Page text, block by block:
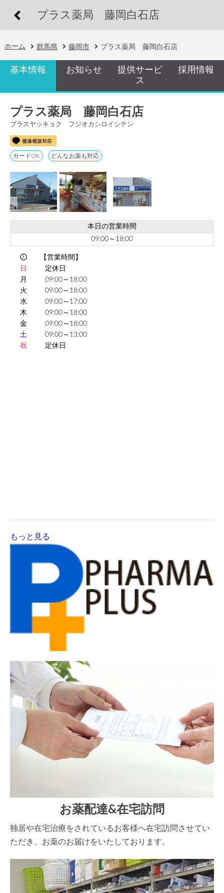
プラス薬局 藤岡白石店
ホーム 群馬県 藤岡市 プラス薬局 藤岡白石店
基本情報 お知らせ
提供サービ
ス
採用情報
プラス薬局 藤岡白石店
プラスヤッキョク フジオカシロイシテン
カードOK どんなお薬も対応
本日の営業時間
09:00～18:00
【営業時間】
日
定休日
月
09:00～18:00
火
09:00～18:00
水
09:00～17:00
木
09:00～18:00
金
09:00～18:00
土
09:00～13:00
祝
定休日
もっと見る
お薬配達&在宅訪問
独居や在宅治療をされているお客様へ在宅訪問させてい
ただき、お薬のお届けをいたしております。